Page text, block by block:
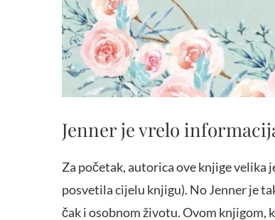
Jenner je vrelo
Za početak, autorica ove knjige velika
posvetila cijelu knjigu). No Jenner je
čak i osobnom životu. Ovom knjigom,